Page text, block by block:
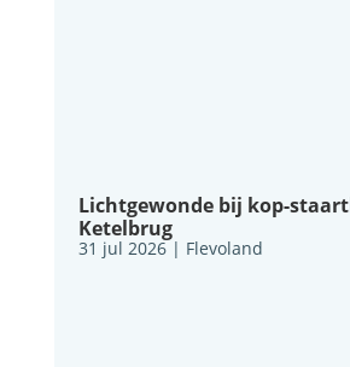
Lichtgewonde bij kop-
Ketelbrug
31 jul 2026| Flevoland